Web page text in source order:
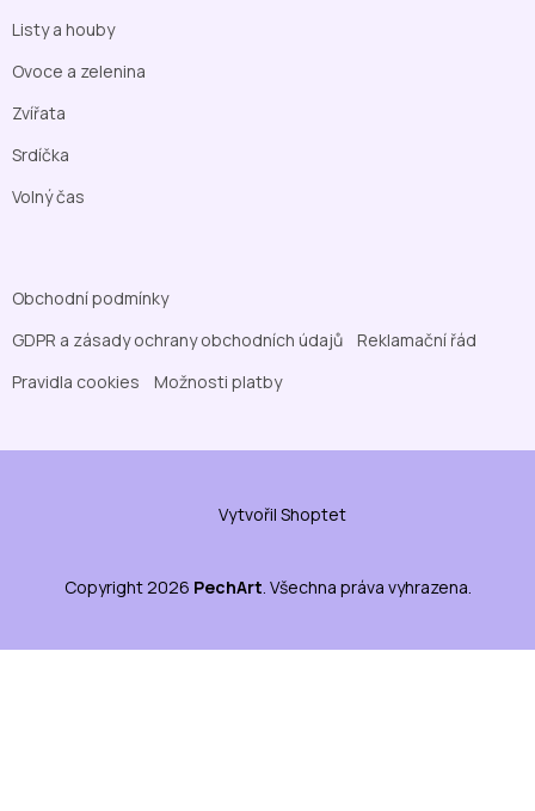
Listy a houby
Ovoce a zelenina
Zvířata
Srdíčka
Volný čas
Obchodní podmínky
GDPR a zásady ochrany obchodních údajů
Reklamační řád
Pravidla cookies
Možnosti platby
Vytvořil Shoptet
Copyright 2026 PechArt . Všechna práva vyhrazena.